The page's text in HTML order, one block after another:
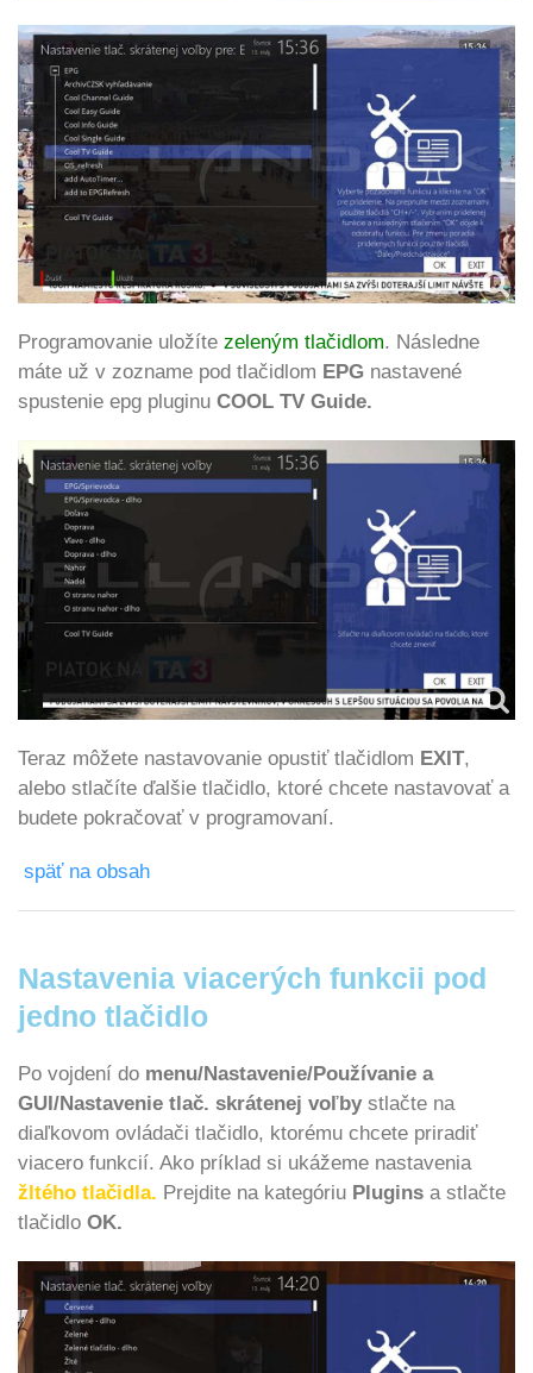
Programovanie uložíte zeleným tlačidlom. Následne
máte už v zozname pod tlačidlom EPG nastavené
spustenie epg pluginu COOL TV Guide.
Teraz môžete nastavovanie opustiť tlačidlom EXIT,
alebo stlačíte ďalšie tlačidlo, ktoré chcete nastavovať a
budete pokračovať v programovaní.
späť na obsah
Nastavenia viacerých funkcii pod
jedno tlačidlo
Po vojdení do menu/Nastavenie/Používanie a
GUI/Nastavenie tlač. skrátenej voľbystlačte na
diaľkovom ovládači tlačidlo, ktorému chcete priradiť
viacero funkcií. Ako príklad si ukážeme nastavenia
žltého tlačidla. Prejdite na kategóriu Plugins a stlačte
tlačidlo OK.